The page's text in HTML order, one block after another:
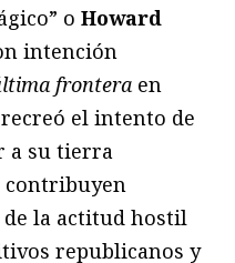
o Howard
intención
frontera en
el intento de
a su tierra
la actitud hostil
republicanos y